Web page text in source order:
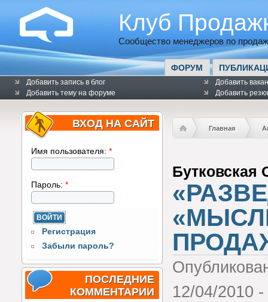
Клуб
Сообщество менеджеров по
ФОРУМ
Добавить запись в блог
Добавить тему на форуме
Добавить
Добавить
ВХОД НА САЙТ
Имя пользователя: *
Пароль: *
Регистрация
Забыли пароль?
ПОСЛЕДНИЕ
КОММЕНТАРИИ
Главная
Бутковская
12/04/2010